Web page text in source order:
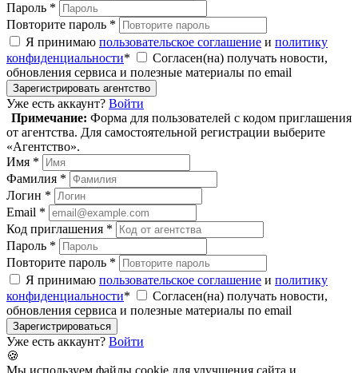
Пароль *
Повторите пароль *
Я принимаю пользовательское соглашение и политику
конфиденциальности*
Согласен(на) получать новости,
обновления сервиса и полезные материалы по email
Зарегистрировать агентство
Уже есть аккаунт? Войти
Примечание: Форма для пользователей с кодом приглашения
от агентства. Для самостоятельной регистрации выберите
«Агентство».
Имя *
Фамилия *
Логин *
Email *
Код приглашения *
Пароль *
Повторите пароль *
Я принимаю пользовательское соглашение и политику
конфиденциальности*
Согласен(на) получать новости,
обновления сервиса и полезные материалы по email
Зарегистрироваться
Уже есть аккаунт? Войти
🍪